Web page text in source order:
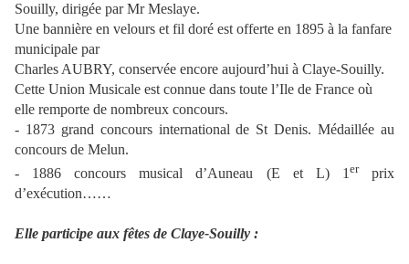
Souilly, dirigée par Mr Meslaye.
Une bannière en velours et fil doré est offerte en 1895 à la fanfare
municipale par
Charles AUBRY, conservée encore aujourd’hui à Claye-Souilly.
Cette Union Musicale est connue dans toute l’Ile de France où
elle remporte de nombreux concours.
- 1873 grand concours international de St Denis. Médaillée au
concours de Melun.
- 1886 concours musical d’Auneau (E et L) 1 erprix
d’exécution……
Elle participe aux fêtes de Claye-Souilly :